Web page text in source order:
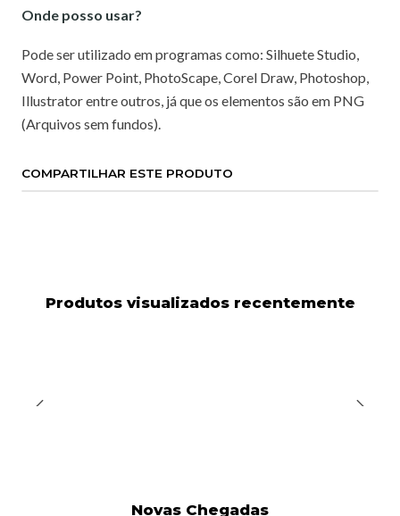
Onde posso usar?
Pode ser utilizado em programas como: Silhuete Studio,
Word, Power Point, PhotoScape, Corel Draw, Photoshop,
Illustrator entre outros, já que os elementos são em PNG
(Arquivos sem fundos).
COMPARTILHAR ESTE PRODUTO
Produtos visualizados recentemente
Novas Chegadas